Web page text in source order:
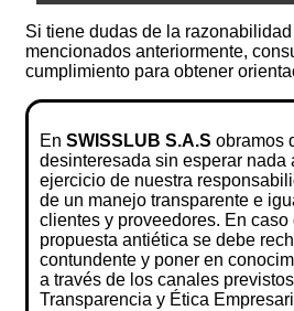
Si tiene dudas de la
mencionados anteriormente,
cumplimiento para obtener
En SWISSLUB S.A.S obramos
desinteresada sin esperar nada
ejercicio de nuestra
de un manejo transparente e
clientes y proveedores. En caso
propuesta antiética se debe
contundente y poner en
a través de los canales
Transparencia y Ética